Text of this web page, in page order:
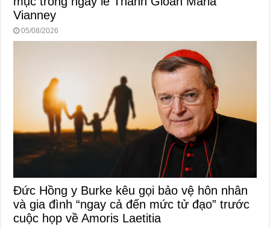
Vianney
05/08/2026
Đức Hồng y Burke kêu gọi bảo vệ hôn nhân
và gia đình “ngay cả đến mức tử đạo” trước
cuộc họp về Amoris Laetitia